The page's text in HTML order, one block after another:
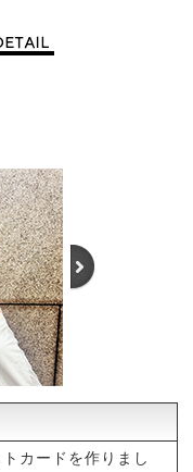
カードを作りまし